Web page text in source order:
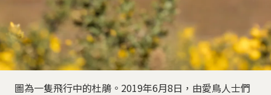
圖為一隻飛行中的杜鵑。2019年6月8日，由愛鳥人士們